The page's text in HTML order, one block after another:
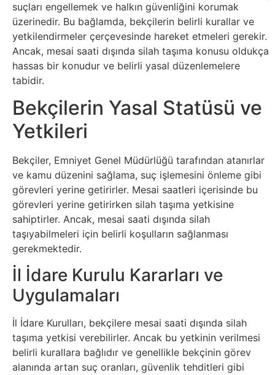
E-
Devlet
Eğitim
Elektronik
Cihazlar
Facebook
Felsefe
Finans
Genel
Gezi
Gizem
Grafik
suçları engellemek ve halkın güvenliğini korumak
üzerinedir. Bu bağlamda, bekçilerin belirli kurallar ve
yetkilendirmeler çerçevesinde hareket etmeleri gerekir.
Ancak, mesai saati dışında silah taşıma konusu oldukça
hassas bir konudur ve belirli yasal düzenlemelere
tabidir.
Bekçilerin Yasal Statüsü ve
Yetkileri
Bekçiler, Emniyet Genel Müdürlüğü tarafından atanırlar
ve kamu düzenini sağlama, suç işlemesini önleme gibi
görevleri yerine getirirler. Mesai saatleri içerisinde bu
görevleri yerine getirirken silah taşıma yetkisine
sahiptirler. Ancak, mesai saati dışında silah
taşıyabilmeleri için belirli koşulların sağlanması
gerekmektedir.
İl İdare Kurulu Kararları ve
Uygulamaları
İl İdare Kurulları, bekçilere mesai saati dışında silah
taşıma yetkisi verebilirler. Ancak bu yetkinin verilmesi
belirli kurallara bağlıdır ve genellikle bekçinin görev
alanında artan suç oranları, güvenlik tehditleri gibi